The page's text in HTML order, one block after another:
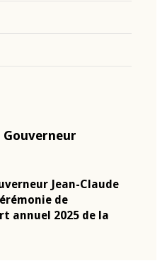
Jean-Claude
de
annuel 2025 de la